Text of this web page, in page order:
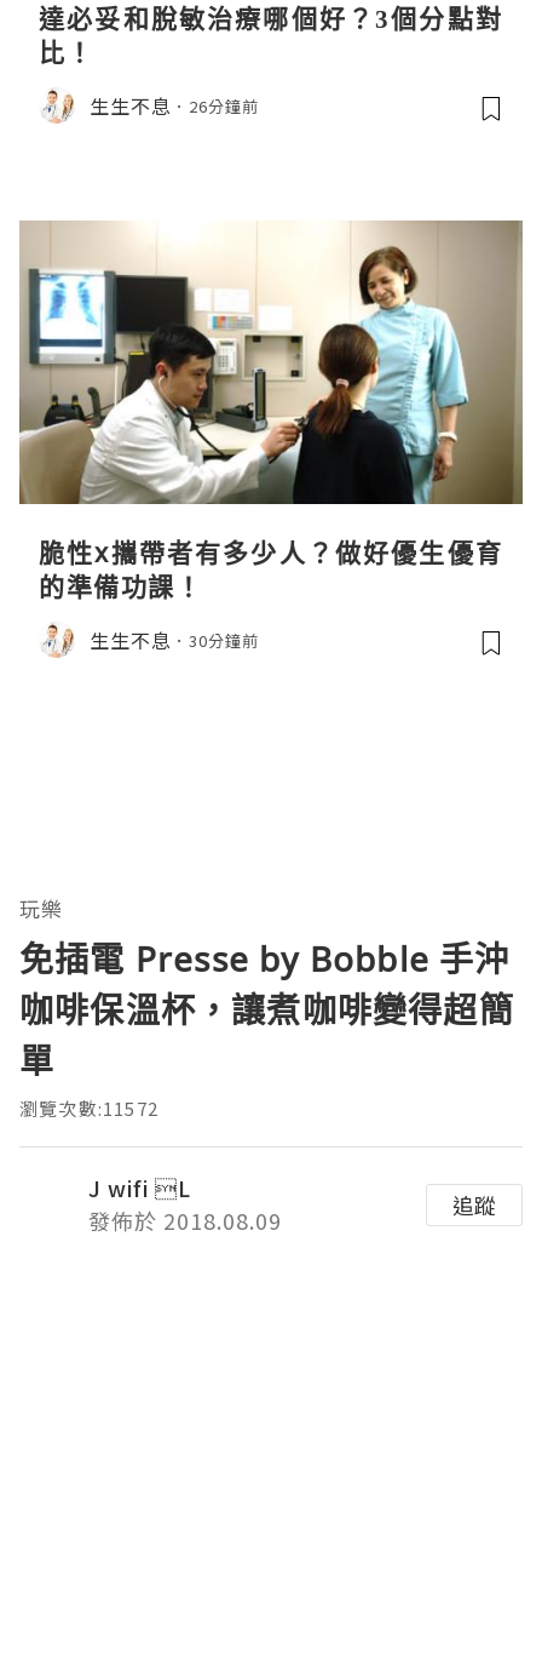
達必妥和脫敏治療哪個好？3個分點對
比！
生生不息 26分鐘前
脆性x攜帶者有多少人？做好優生優育
的準備功課！
生生不息 30分鐘前
玩樂
免插電 Presse by Bobble 手沖
咖啡保溫杯，讓煮咖啡變得超簡
單
瀏覽次數:11572
J wifi L
發佈於 2018.08.09
追蹤